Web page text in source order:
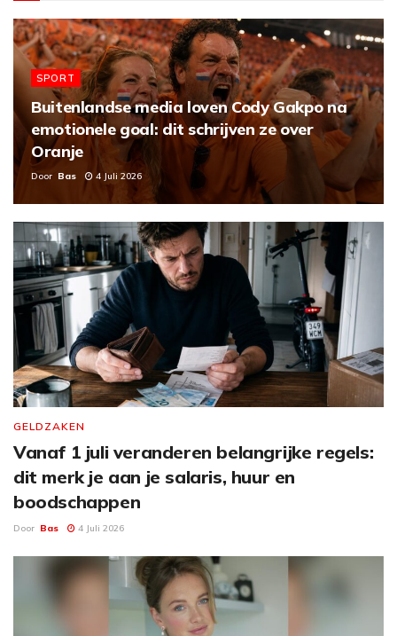
SPORT
Buitenlandse media loven Cody Gakpo na
emotionele goal: dit schrijven ze over
Oranje
Door Bas 4 Juli 2026
GELDZAKEN
Vanaf 1 juli veranderen belangrijke regels:
dit merk je aan je salaris, huur en
boodschappen
Door Bas 4 Juli 2026